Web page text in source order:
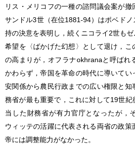
リス・メリコフの一種の諮問議会案が
サンドル3世（在位1881-94）はポベド
持の決意を表明し，続くニコライ2世も
希望を〈ばかげた幻想〉として退け，こ
の高まりが，オフラナokhranaと呼ばれ
かわらず，帝国を革命の時代に導いて
安関係から農民行政までの広い権限と知
務省が最も重要で，これに対して19世紀
当した財務省が有力官庁となったが，
ウィッテの活躍に代表される両省の政
帝には調整能力がなかった。